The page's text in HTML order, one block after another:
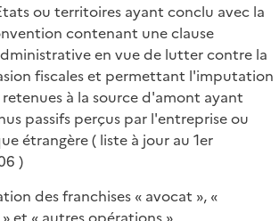
ou territoires ayant conclu avec la
contenant une clause
en vue de lutter contre la
fiscales et permettant l'imputation
retenues à la source d'amont ayant
passifs perçus par l'entreprise ou
étrangère ( liste à jour au 1er
)
des franchises « avocat », «